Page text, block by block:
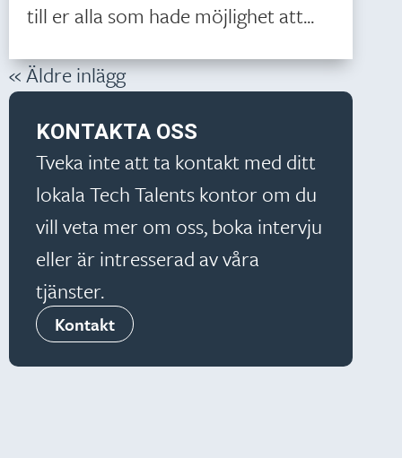
till er alla som hade möjlighet att...
« Äldre inlägg
KONTAKTA OSS
Tveka inte att ta kontakt med ditt
lokala Tech Talents kontor om du
vill veta mer om oss, boka intervju
eller är intresserad av våra
tjänster.
Kontakt